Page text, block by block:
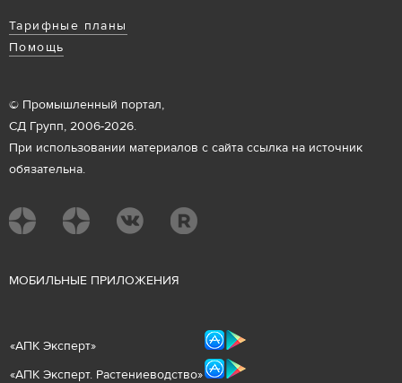
Тарифные планы
Помощь
© Промышленный портал,
СД Групп, 2006-2026.
При использовании материалов с сайта ссылка на источник
обязательна.
МОБИЛЬНЫЕ ПРИЛОЖЕНИЯ
«АПК Эксперт»
«АПК Эксперт. Растениеводство»